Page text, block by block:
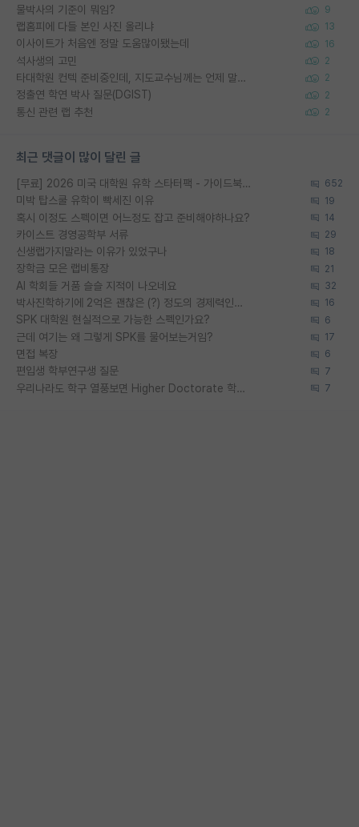
물박사의 기준이 뭐임? 9
랩홈피에 다들 본인 사진 올리냐 13
이사이트가 처음엔 정말 도움많이됐는데 16
석사생의 고민 2
타대학원 컨텍 준비중인데, 지도교수님께는 언제 말씀드려야 할까요? 2
정출연 학연 박사 질문(DGIST) 2
통신 관련 랩 추천 2
최근 댓글이 많이 달린 글
[무료] 2026 미국 대학원 유학 스타터팩 - 가이드북 & 합격자 컨택메일 템플릿 652
미박 탑스쿨 유학이 빡세진 이유 19
혹시 이정도 스펙이면 어느정도 잡고 준비해야하나요? 14
카이스트 경영공학부 서류 29
신생랩가지말라는 이유가 있었구나 18
장학금 모은 랩비통장 21
AI 학회들 거품 슬슬 지적이 나오네요 32
박사진학하기에 2억은 괜찮은 (?) 정도의 경제력인가요 16
SPK 대학원 현실적으로 가능한 스펙인가요? 6
근데 여기는 왜 그렇게 SPK를 물어보는거임? 17
면접 복장 6
편입생 학부연구생 질문 7
우리나라도 학구 열풍보면 Higher Doctorate 학위가 필요하다고 봅니다. 7